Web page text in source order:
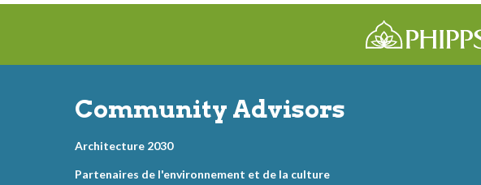
Community Advisors
Architecture 2030
Partenaires de l'environnement et de la culture